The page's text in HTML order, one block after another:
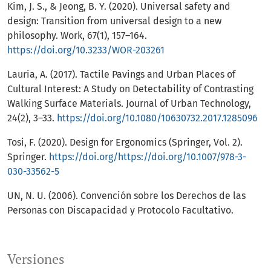
Versiones
Kim, J. S., & Jeong, B. Y. (2020). Universal safety and
design: Transition from universal design to a new
philosophy. Work, 67(1), 157–164.
https://doi.org/10.3233/WOR-203261
Lauria, A. (2017). Tactile Pavings and Urban Places of
Cultural Interest: A Study on Detectability of Contrasting
Walking Surface Materials. Journal of Urban Technology,
24(2), 3–33. https://doi.org/10.1080/10630732.2017.1285096
Tosi, F. (2020). Design for Ergonomics (Springer, Vol. 2).
Springer. https://doi.org/https://doi.org/10.1007/978-3-
030-33562-5
UN, N. U. (2006). Convención sobre los Derechos de las
Personas con Discapacidad y Protocolo Facultativo.